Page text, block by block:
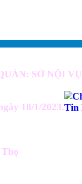
SỞ NỘI VỤ
18/1/2023.